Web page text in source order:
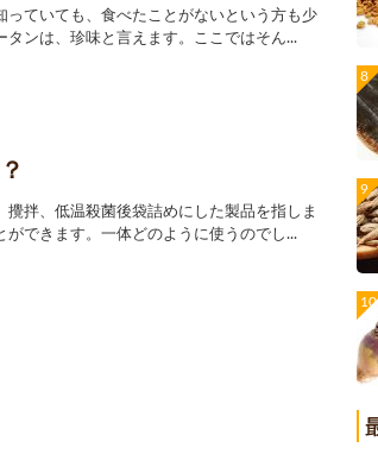
ていても、食べたことがないという方も少
ンは、珍味と言えます。ここではそん...
拌、低温殺菌後袋詰めにした製品を指しま
できます。一体どのように使うのでし...